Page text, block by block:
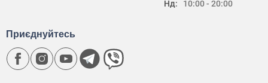
Нд:
10:00 - 20:00
Приєднуйтесь